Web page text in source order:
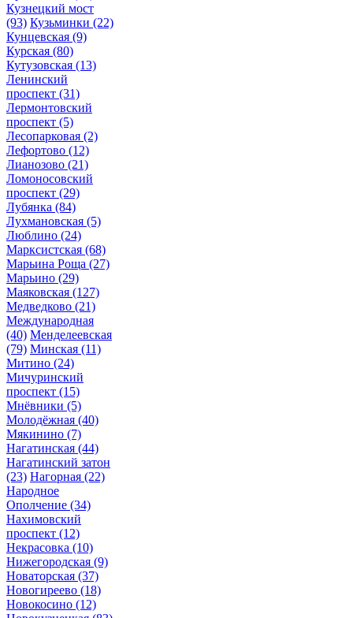
Кузнецкий мост
(93) Кузьминки (22)
Кунцевская (9)
Курская (80)
Кутузовская (13)
Ленинский
проспект (31)
Лермонтовский
проспект (5)
Лесопарковая (2)
Лефортово (12)
Лианозово (21)
Ломоносовский
проспект (29)
Лубянка (84)
Лухмановская (5)
Люблино (24)
Марксистская (68)
Марьина Роща (27)
Марьино (29)
Маяковская (127)
Медведково (21)
Международная
(40) Менделеевская
(79) Минская (11)
Митино (24)
Мичуринский
проспект (15)
Мнёвники (5)
Молодёжная (40)
Мякинино (7)
Нагатинская (44)
Нагатинский затон
(23) Нагорная (22)
Народное
Ополчение (34)
Нахимовский
проспект (12)
Некрасовка (10)
Нижегородская (9)
Новаторская (37)
Новогиреево (18)
Новокосино (12)